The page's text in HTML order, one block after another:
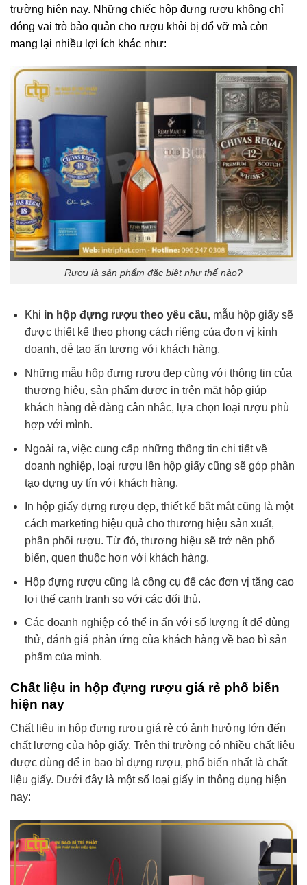
trường hiện nay. Những chiếc hộp đựng rượu không chỉ
đóng vai trò bảo quản cho rượu khỏi bị đổ vỡ mà còn
mang lại nhiều lợi ích khác như:
Rượu là sản phẩm đặc biệt như thế nào?
Khi in hộp đựng rượu theo yêu cầu, mẫu hộp giấy sẽ
được thiết kế theo phong cách riêng của đơn vị kinh
doanh, dễ tạo ấn tượng với khách hàng.
Những mẫu hộp đựng rượu đẹp cùng với thông tin của
thương hiệu, sản phẩm được in trên mặt hộp giúp
khách hàng dễ dàng cân nhắc, lựa chọn loại rượu phù
hợp với mình.
Ngoài ra, việc cung cấp những thông tin chi tiết về
doanh nghiệp, loại rượu lên hộp giấy cũng sẽ góp phần
tạo dựng uy tín với khách hàng.
In hộp giấy đựng rượu đẹp, thiết kế bắt mắt cũng là một
cách marketing hiệu quả cho thương hiệu sản xuất,
phân phối rượu. Từ đó, thương hiệu sẽ trở nên phổ
biến, quen thuộc hơn với khách hàng.
Hộp đựng rượu cũng là công cụ để các đơn vị tăng cao
lợi thế cạnh tranh so với các đối thủ.
Các doanh nghiệp có thể in ấn với số lượng ít để dùng
thử, đánh giá phản ứng của khách hàng về bao bì sản
phẩm của mình.
Chất liệu in hộp đựng rượu giá rẻ phổ biến
hiện nay
Chất liệu in hộp đựng rượu giá rẻ có ảnh hưởng lớn đến
chất lượng của hộp giấy. Trên thị trường có nhiều chất liệu
được dùng để in bao bì đựng rượu, phổ biến nhất là chất
liệu giấy. Dưới đây là một số loại giấy in thông dụng hiện
nay: